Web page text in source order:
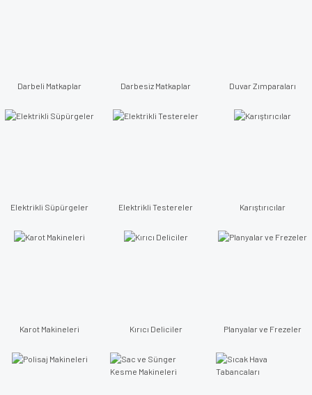
Darbeli Matkaplar Darbesiz Matkaplar Duvar Zımparaları
Elektrikli Süpürgeler Elektrikli Testereler Karıştırıcılar
Karot Makineleri Kırıcı Deliciler Planyalar ve Frezeler